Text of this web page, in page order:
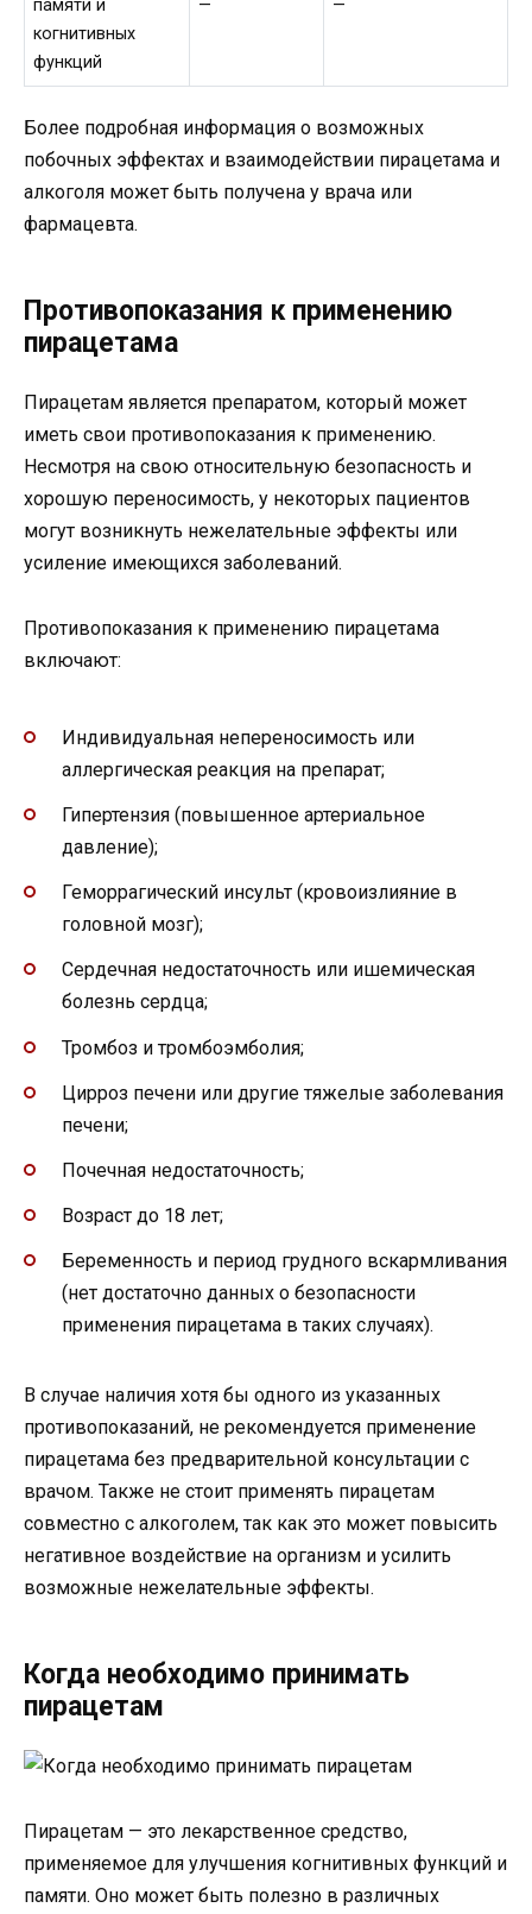
памяти и
когнитивных
функций
— —
Более подробная информация о возможных
побочных эффектах и взаимодействии пирацетама и
алкоголя может быть получена у врача или
фармацевта.
Противопоказания к применению
пирацетама
Пирацетам является препаратом, который может
иметь свои противопоказания к применению.
Несмотря на свою относительную безопасность и
хорошую переносимость, у некоторых пациентов
могут возникнуть нежелательные эффекты или
усиление имеющихся заболеваний.
Противопоказания к применению пирацетама
включают:
Индивидуальная непереносимость или
аллергическая реакция на препарат;
Гипертензия (повышенное артериальное
давление);
Геморрагический инсульт (кровоизлияние в
головной мозг);
Сердечная недостаточность или ишемическая
болезнь сердца;
Тромбоз и тромбоэмболия;
Цирроз печени или другие тяжелые заболевания
печени;
Почечная недостаточность;
Возраст до 18 лет;
Беременность и период грудного вскармливания
(нет достаточно данных о безопасности
применения пирацетама в таких случаях).
В случае наличия хотя бы одного из указанных
противопоказаний, не рекомендуется применение
пирацетама без предварительной консультации с
врачом. Также не стоит применять пирацетам
совместно с алкоголем, так как это может повысить
негативное воздействие на организм и усилить
возможные нежелательные эффекты.
Когда необходимо принимать
пирацетам
Пирацетам — это лекарственное средство,
применяемое для улучшения когнитивных функций и
памяти. Оно может быть полезно в различных